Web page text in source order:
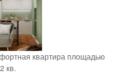
квартира площадью
кв.